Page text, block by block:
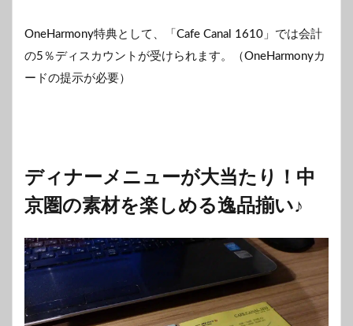
OneHarmony特典として、「Cafe Canal 1610」では会計
の5％ディスカウントが受けられます。（OneHarmonyカ
ードの提示が必要）
ディナーメニューが大当たり！中
京圏の素材を楽しめる逸品揃い♪